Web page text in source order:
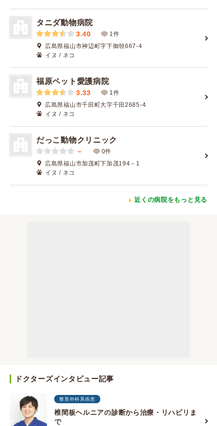
タニダ動物病院
3.40
1件
広島県福山市神辺町字下御領667-4
イヌ / ネコ
福原ペット愛護病院
3.33
1件
広島県福山市千田町大字千田2685-4
イヌ / ネコ
だっこ動物クリニック
－
0件
広島県福山市加茂町下加茂194－1
イヌ / ネコ
近くの病院をもっと見る
ドクターズインタビュー記事
整形外科系疾患
椎間板ヘルニアの診断から治療・リハビリま
で